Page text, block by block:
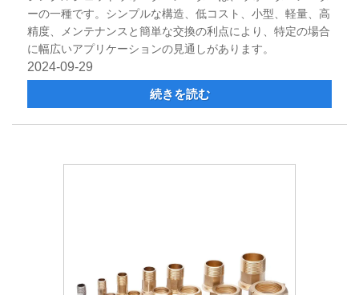
ーの一種です。シンプルな構造、低コスト、小型、軽量、高
精度、メンテナンスと簡単な交換の利点により、特定の場合
に幅広いアプリケーションの見通しがあります。
2024-09-29
続きを読む